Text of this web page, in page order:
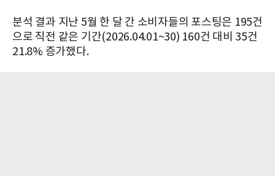
분석 결과 지난 5월 한 달 간 소비자들의 포스팅은 195건
으로 직전 같은 기간(2026.04.01~30) 160건 대비 35건
21.8% 증가했다.